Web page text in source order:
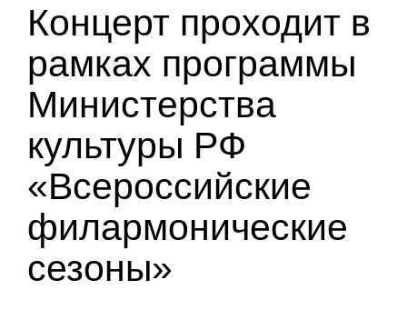
Концерт проходит в
рамках программы
Министерства
культуры РФ
«Всероссийские
филармонические
сезоны»